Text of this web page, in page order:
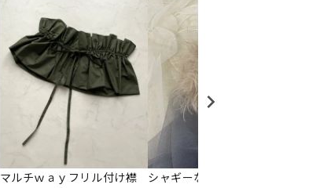
マルチｗａｙフリル付け襟
シャギーなシュシュ